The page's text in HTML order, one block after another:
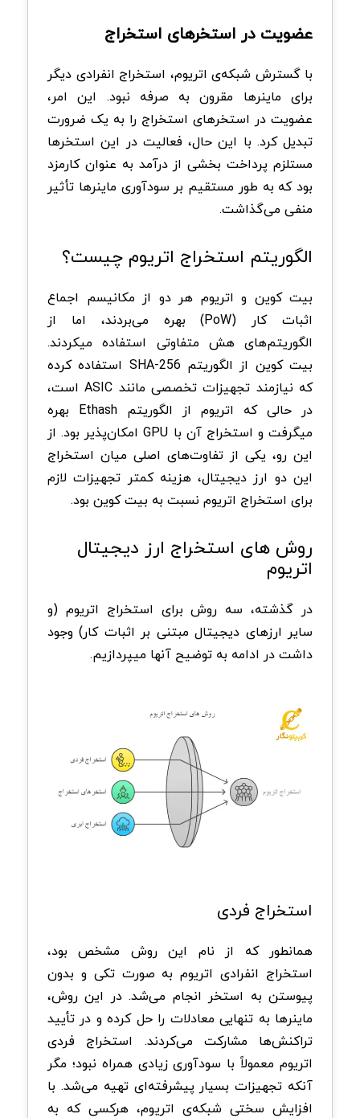
عضویت در استخرهای استخراج
با گسترش شبکه‌ی اتریوم، استخراج انفرادی دیگر
برای ماینرها مقرون به صرفه نبود. این امر،
عضویت در استخرهای استخراج را به یک ضرورت
تبدیل کرد. با این حال، فعالیت در این استخرها
مستلزم پرداخت بخشی از درآمد به عنوان کارمزد
بود که به طور مستقیم بر سودآوری ماینرها تأثیر
منفی می‌گذاشت.
الگوریتم استخراج اتریوم چیست؟
بیت کوین و اتریوم هر دو از مکانیسم اجماع
اثبات کار (PoW) بهره می‌بردند، اما از
الگوریتم‌های هش متفاوتی استفاده میکردند.
بیت کوین از الگوریتم SHA-256 استفاده کرده
که نیازمند تجهیزات تخصصی مانند ASIC است،
در حالی که اتریوم از الگوریتم Ethash بهره
میگرفت و استخراج آن با GPU امکان‌پذیر بود. از
این رو، یکی از تفاوت‌های اصلی میان استخراج
این دو ارز دیجیتال، هزینه کمتر تجهیزات لازم
برای استخراج اتریوم نسبت به بیت کوین بود.
روش های استخراج ارز دیجیتال
اتریوم
در گذشته، سه روش برای استخراج اتریوم (و
سایر ارزهای دیجیتال مبتنی بر اثبات کار) وجود
داشت در ادامه به توضیح آنها میپردازیم.
استخراج فردی
همانطور که از نام این روش مشخص بود،
استخراج انفرادی اتریوم به صورت تکی و بدون
پیوستن به استخر انجام می‌شد. در این روش،
ماینرها به تنهایی معادلات را حل کرده و در تأیید
تراکنش‌ها مشارکت می‌کردند. استخراج فردی
اتریوم معمولاً با سودآوری زیادی همراه نبود؛ مگر
آنکه تجهیزات بسیار پیشرفته‌ای تهیه می‌شد. با
افزایش سختی شبکه‌ی اتریوم، هرکسی که به